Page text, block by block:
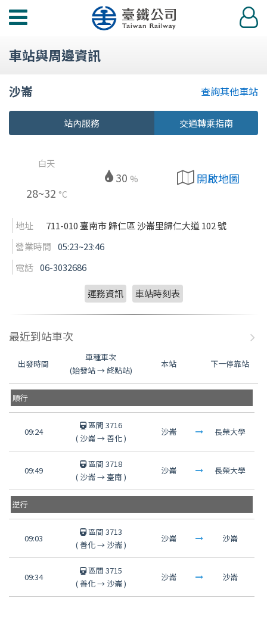
功
選
登
入
車站與周邊資訊
沙崙 查詢其他車站
站內服務 交通轉乘指南
白天
28~32 °C
30 % 開啟地圖
地址
711-010 臺南市 歸仁區 沙崙里歸仁大道 102 號
營業時間 05:23~23:46
電話 06-3032686
運務資訊 車站時刻表
最近到站車次
出發時間
車種車次
(始發站 → 終點站)
本站 下一停靠站
順行
09:24
區間 3716
( 沙崙→ 善化)
沙崙 長榮大學
09:49
區間 3718
( 沙崙→臺南)
沙崙 長榮大學
逆行
09:03
區間 3713
( 善化→ 沙崙)
沙崙 沙崙
09:34
區間 3715
( 善化→ 沙崙)
沙崙 沙崙